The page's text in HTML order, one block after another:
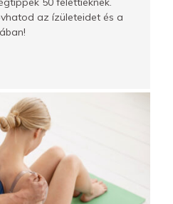
az ízületeidet és a